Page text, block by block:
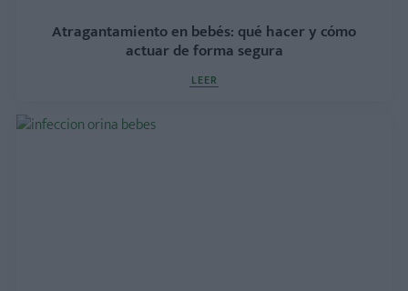
Atragantamiento en bebés: qué hacer y cómo
actuar de forma segura
LEER